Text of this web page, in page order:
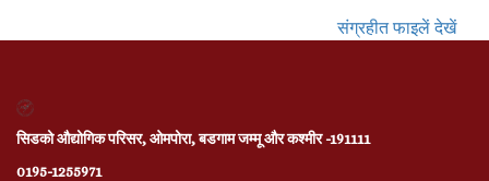
संग्रहीत फाइलें देखें
सिडको औद्योगिक परिसर, ओमपोरा, बडगाम जम्मू और कश्मीर -191111
0195-1255971